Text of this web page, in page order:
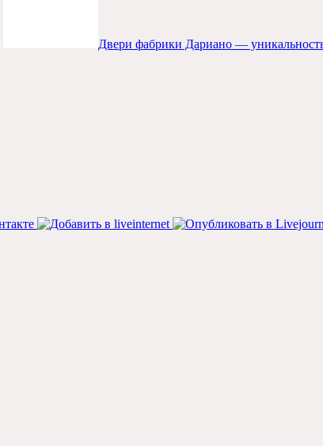
Двери фабрики Дариано —